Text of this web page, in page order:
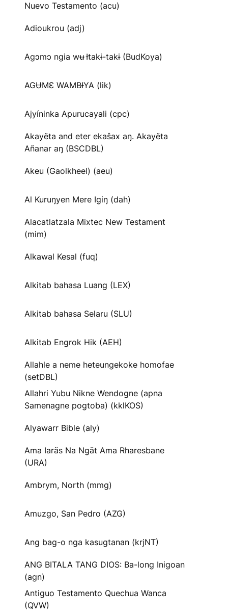
Nuevo Testamento (acu)
Adioukrou (adj)
Agɔmɔ ngia wʉ Ɨtakɨ-takɨ (BudKoya)
AGɄMƐ WAMBƗYA (lik)
Ajyíninka Apurucayali (cpc)
Akayëta and eter ekaŝax aŋ. Akayëta
Añanar aŋ (BSCDBL)
Akeu (Gaolkheel) (aeu)
Al Kuruŋyen Mere Igiŋ (dah)
Alacatlatzala Mixtec New Testament
(mim)
Alkawal Kesal (fuq)
Alkitab bahasa Luang (LEX)
Alkitab bahasa Selaru (SLU)
Alkitab Engrok Hik (AEH)
Allahle a neme heteungekoke homofae
(setDBL)
Allahri Yubu Nikne Wendogne (apna
Samenagne pogtoba) (kklKOS)
Alyawarr Bible (aly)
Ama Iaräs Na Ngät Ama Rharesbane
(URA)
Ambrym, North (mmg)
Amuzgo, San Pedro (AZG)
Ang bag-o nga kasugtanan (krjNT)
ANG BITALA TANG DIOS: Ba-long Inigoan
(agn)
Antiguo Testamento Quechua Wanca
(QVW)